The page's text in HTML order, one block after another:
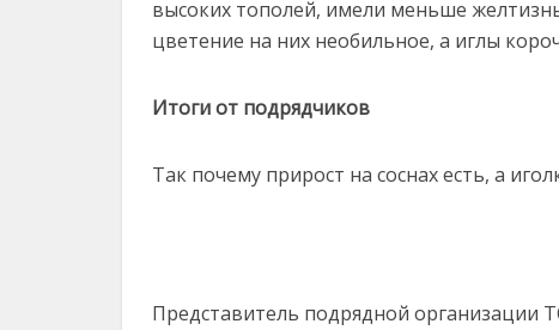
высоких тополей, имели меньше
цветение на них необильное, а иглы
Итоги от подрядчиков
Так почему прирост на соснах есть, а
Представитель подрядной организации